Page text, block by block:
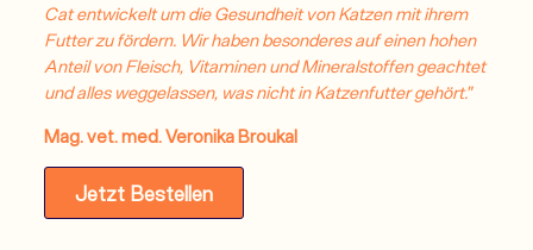
Cat entwickelt um die Gesundheit von Katzen mit ihrem
Futter zu fördern. Wir haben besonderes auf einen hohen
Anteil von Fleisch, Vitaminen und Mineralstoffen geachtet
und alles weggelassen, was nicht in Katzenfutter gehört."
Mag. vet. med. Veronika Broukal
Jetzt Bestellen